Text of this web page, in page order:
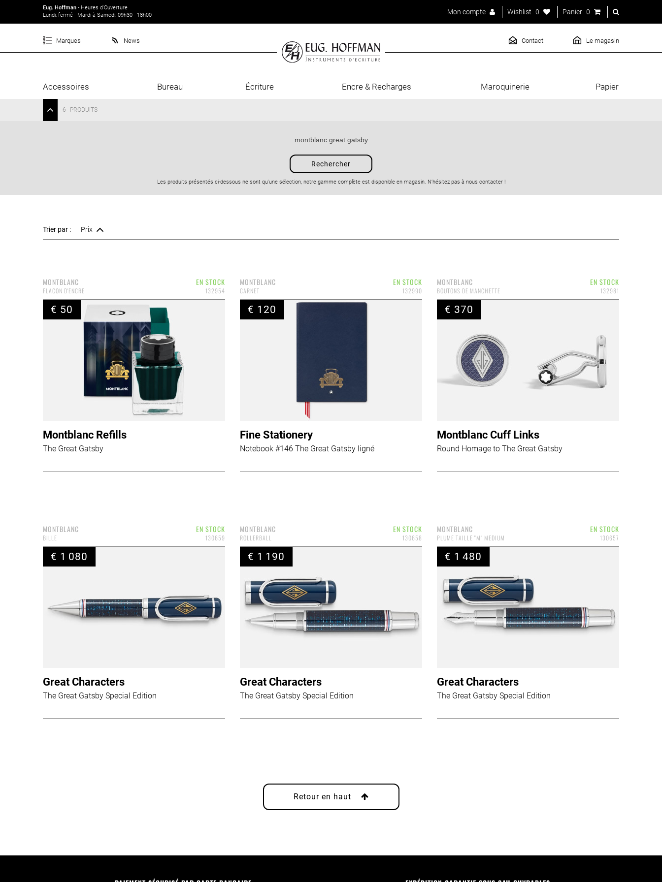
Eug. Hoffman - Heures d'Ouverture
Lundi: fermé - Mardi à Samedi: 09h30 - 18h00
Panier 0
Wishlist 0
Mon compte
Marques News Le magasin
Contact
Accessoires Bureau Écriture Encre & Recharges Maroquinerie Papier
6 PRODUITS
Les produits présentés ci-dessous ne sont qu'une sélection, notre gamme complète est disponible en magasin. N’hésitez pas à nous contacter !
Trier par : Prix
EN STOCK
MONTBLANC
132954
FLACON D'ENCRE
€ 50
Montblanc Refills
The Great Gatsby
EN STOCK
MONTBLANC
132990
CARNET
€ 120
Fine Stationery
Notebook #146 The Great Gatsby ligné
EN STOCK
MONTBLANC
132981
BOUTONS DE MANCHETTE
€ 370
Montblanc Cuff Links
Round Homage to The Great Gatsby
EN STOCK
MONTBLANC
130659
BILLE
€ 1 080
Great Characters
The Great Gatsby Special Edition
EN STOCK
MONTBLANC
130658
ROLLERBALL
€ 1 190
Great Characters
The Great Gatsby Special Edition
EN STOCK
MONTBLANC
130657
PLUME TAILLE "M" MEDIUM
€ 1 480
Great Characters
The Great Gatsby Special Edition
Retour en haut